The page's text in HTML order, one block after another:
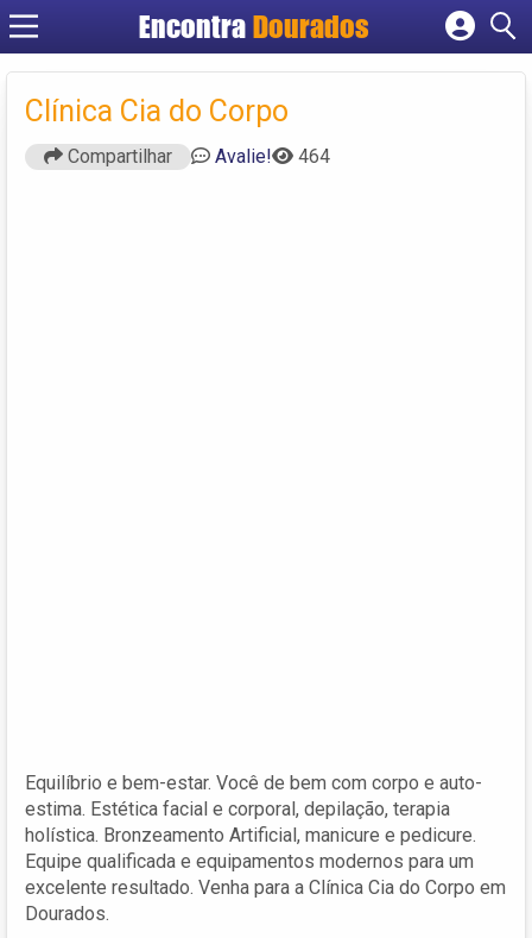
EncontraDourados
Cadastrar empresa
Criar conta
Clínica Cia do Corpo
Compartilhar Avalie! 464
Equilíbrio e bem-estar. Você de bem com corpo e auto-
estima. Estética facial e corporal, depilação, terapia
holística. Bronzeamento Artificial, manicure e pedicure.
Equipe qualificada e equipamentos modernos para um
excelente resultado. Venha para a Clínica Cia do Corpo em
Dourados.